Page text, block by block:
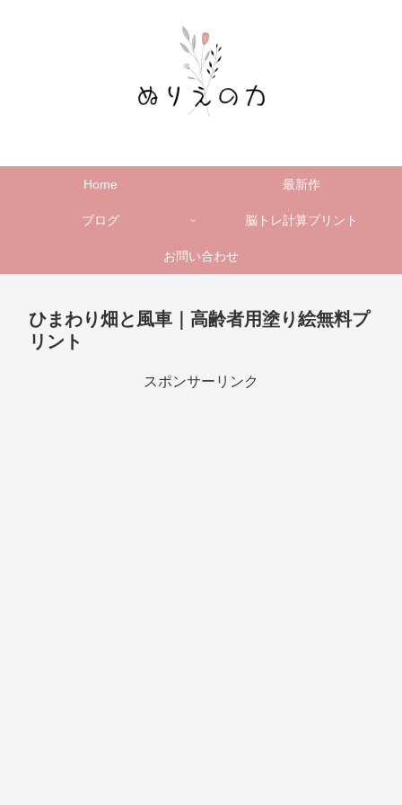
Home 最新作
ブログ 脳トレ計算プリント
お問い合わせ
ひまわり畑と風車｜高齢者用塗り絵無料プ
リント
スポンサーリンク